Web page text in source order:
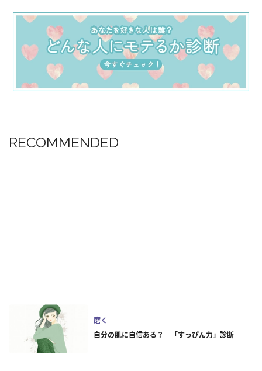
RECOMMENDED
磨く
自分の肌に自信ある？ 「すっぴん力」診断